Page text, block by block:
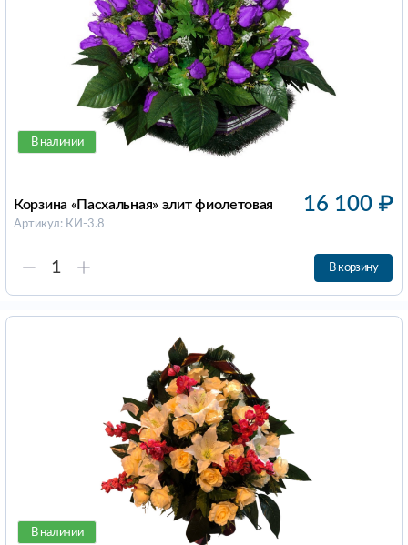
В наличии
Корзина «Пасхальная» элит фиолетовая
Артикул: КИ-3.8
16 100 ₽
В корзину
В наличии